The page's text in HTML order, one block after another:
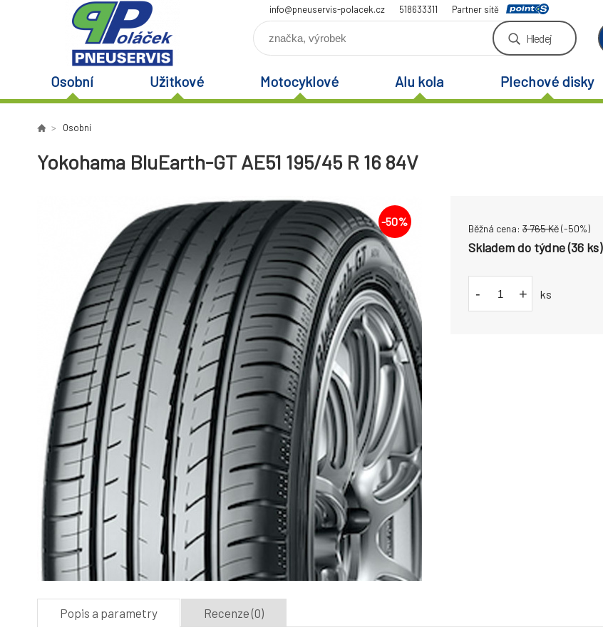
info@pneuservis-polacek.cz 518633311 Partner sítě
Hledej
Osobní Užitkové Motocyklové Alu kola Plechové disky
Osobní
Yokohama BluEarth-GT AE51 195/45 R 16 84V
-50%
Běžná cena: 3 765Kč(-50%)
Skladem do týdne (36 ks)
- + ks
Popis a parametry Recenze (0)